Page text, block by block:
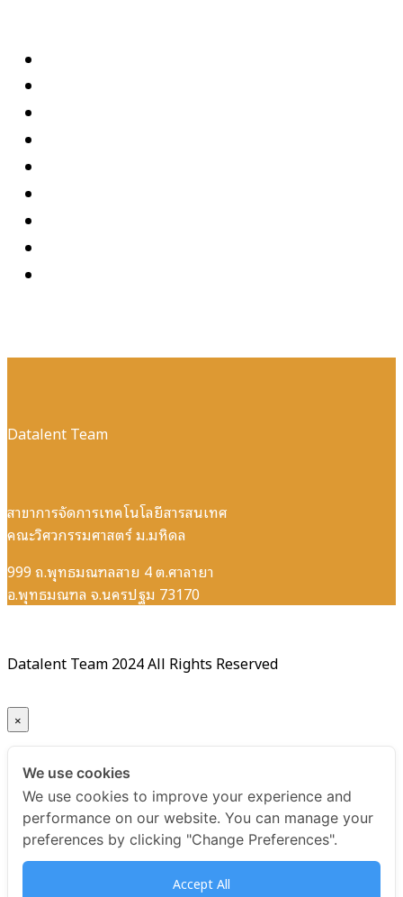
Datalent Team
สาขาการจัดการเทคโนโลยีสารสนเทศ
คณะวิศวกรรมศาสตร์ ม.มหิดล
999 ถ.พุทธมณฑลสาย 4 ต.ศาลายา
อ.พุทธมณฑล จ.นครปฐม 73170
Datalent Team 2024 All Rights Reserved
×
Your ticket for the: Certificate Data Visualization and
Data Storytelling with Tableau
Title
Certificate Data Visualization and Data Storytelling with
We use cookies
We use cookies to improve your experience and
performance on our website. You can manage your
preferences by clicking "Change Preferences".
Accept All